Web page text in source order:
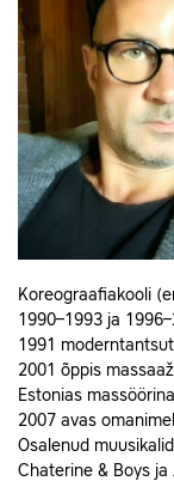
Koreograafiakooli
1990–1993 ja
1991
2001 õppis
Estonias
2007 avas
Osalenud
Chaterine & Boys ja